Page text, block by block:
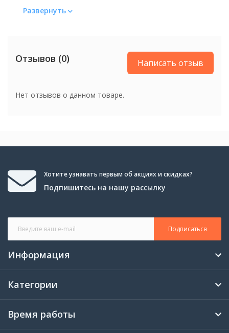
Развернуть
Отзывов (0) Написать отзыв
Нет отзывов о данном товаре.
Хотите узнавать первым об акциях и скидках?
Подпишитесь на нашу рассылку
Подписаться
Информация
Категории
Время работы